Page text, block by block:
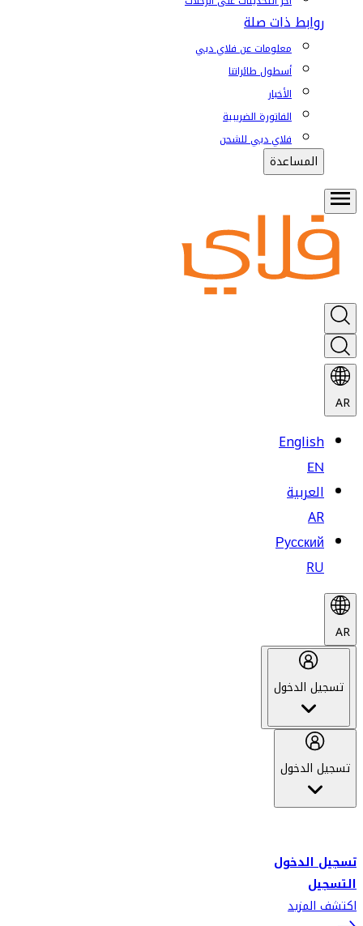
روابط ذات صلة
معلومات عن فلاي دبي
أسطول طائراتنا
الأخبار
الفاتورة الضريبية
فلاي دبي للشحن
المساعدة
AR
English
EN
العربية
AR
Русский
RU
AR
تسجيل الدخول
تسجيل الدخول
تسجيل الدخول
التسجيل
اكتشف المزيد